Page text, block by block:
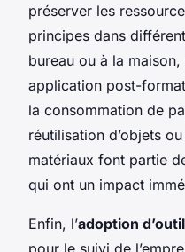
préserver les
principes dans
bureau ou à la
application post-
la consommation de
réutilisation d’objets
matériaux font partie
qui ont un impact
Enfin, l’adoption
pour le suivi de